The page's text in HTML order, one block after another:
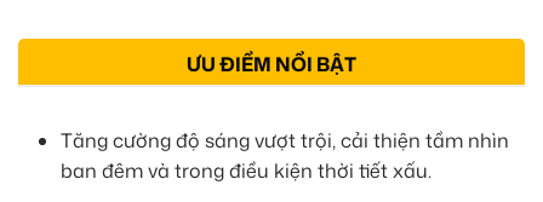
ƯU ĐIỂM NỔI BẬT
Tăng cường độ sáng vượt trội, cải thiện tầm nhìn
ban đêm và trong điều kiện thời tiết xấu.